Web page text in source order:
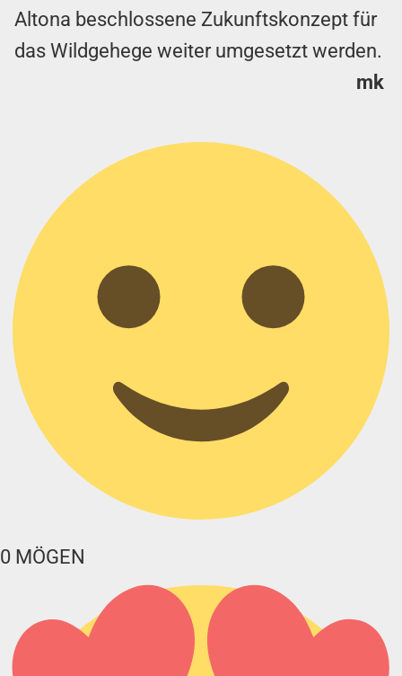
Altona beschlossene Zukunftskonzept für
das Wildgehege weiter umgesetzt werden.
mk
0 MÖGEN